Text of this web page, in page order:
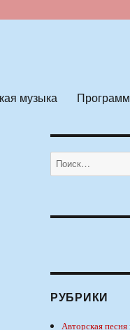
музыка
Искать:
РУБРИКИ
Авторская песня